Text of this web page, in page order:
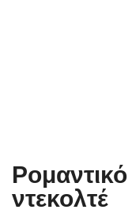
ντεκολτέ